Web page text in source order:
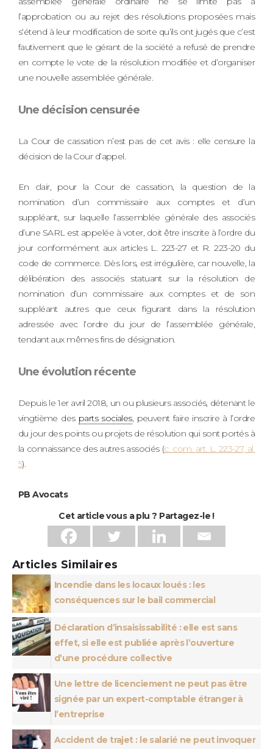
l’approbation ou au rejet des résolutions proposées mais
s‘étend à leur modification de sorte qu’ils ont jugés que c’est
fautivement que le gérant de la société a refusé de prendre
en compte le vote de la résolution modifiée et d’organiser
une nouvelle assemblée générale.
Une décision censurée
La Cour de cassation n’est pas de cet avis : elle censure la
décision de la Cour d’appel.
En clair, pour la Cour de cassation, la question de la
nomination d’un commissaire aux comptes et d’un
suppléant, sur laquelle l’assemblée générale des associés
d’une SARL est appelée à voter, doit être inscrite à l’ordre du
jour conformément aux articles L. 223-27 et R. 223-20 du
code de commerce. Dès lors, est irrégulière, car nouvelle, la
délibération des associés statuant sur la résolution de
nomination d’un commissaire aux comptes et de son
suppléant autres que ceux figurant dans la résolution
adressée avec l’ordre du jour de l’assemblée générale,
tendant aux mêmes fins de désignation.
Une évolution récente
Depuis le 1er avril 2018, un ou plusieurs associés, détenant le
vingtième des parts sociales, peuvent faire inscrire à l’ordre
du jour des points ou projets de résolution qui sont portés à
la connaissance des autres associés (c. com. art. L. 223-27, al.
5).
PB Avocats
Cet article vous a plu ? Partagez-le !
Articles Similaires
Incendie dans les locaux loués : les
conséquences sur le bail commercial
Déclaration d’insaisissabilité : elle est sans
effet, si elle est publiée après l’ouverture
d’une procédure collective
Une lettre de licenciement ne peut pas être
signée par un expert-comptable étranger à
l’entreprise
Accident de trajet : le salarié ne peut invoquer